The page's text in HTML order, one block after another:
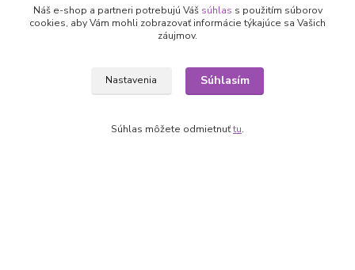
Fotogaléria
Kontakty
Náš e-shop a partneri potrebujú Váš súhlas s použitím súborov
cookies, aby Vám mohli zobrazovať informácie týkajúce sa Vašich
záujmov.
Nastavenia Súhlasím
Súhlas môžete odmietnuťtu.